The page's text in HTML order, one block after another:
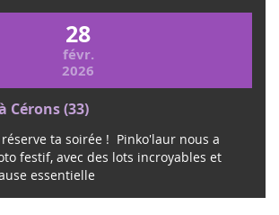
28
févr.
2026
Cérons (33)
ta soirée ! Pinko'laur nous a
festif, avec des lots incroyables et
essentielle